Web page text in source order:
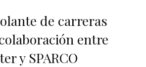
de carreras
entre
y SPARCO